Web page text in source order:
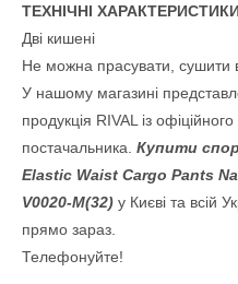
ТЕХНІЧНІ
Дві кишені
Не можна прасувати, сушити
У нашому магазині
продукція RIVAL із
постачальника. Купити
Elastic Waist Cargo Pants
V0020-M(32) у Києві та всій
прямо зараз.
Телефонуйте!